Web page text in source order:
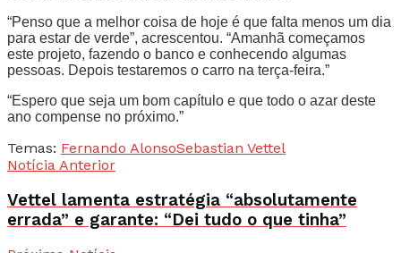
“Penso que a melhor coisa de hoje é que falta menos um dia
para estar de verde”, acrescentou. “Amanhã começamos
este projeto, fazendo o banco e conhecendo algumas
pessoas. Depois testaremos o carro na terça-feira.”
“Espero que seja um bom capítulo e que todo o azar deste
ano compense no próximo.”
Temas: Fernando AlonsoSebastian Vettel
Notícia Anterior
Vettel lamenta estratégia “absolutamente
errada” e garante: “Dei tudo o que tinha”